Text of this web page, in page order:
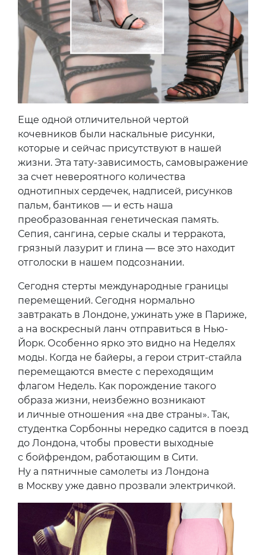
Еще одной отличительной чертой
кочевников были наскальные рисунки,
которые и сейчас присутствуют в нашей
жизни. Эта тату-зависимость, самовыражение
за счет невероятного количества
однотипных сердечек, надписей, рисунков
пальм, бантиков — и есть наша
преобразованная генетическая память.
Сепия, сангина, серые скалы и терракота,
грязный лазурит и глина — все это находит
отголоски в нашем подсознании.
Сегодня стерты международные границы
перемещений. Сегодня нормально
завтракать в Лондоне, ужинать уже в Париже,
а на воскресный ланч отправиться в Нью-
Йорк. Особенно ярко это видно на Неделях
моды. Когда не байеры, а герои стрит-стайла
перемещаются вместе с переходящим
флагом Недель. Как порождение такого
образа жизни, неизбежно возникают
и личные отношения «на две страны». Так,
студентка Сорбонны нередко садится в поезд
до Лондона, чтобы провести выходные
с бойфрендом, работающим в Сити.
Ну а пятничные самолеты из Лондона
в Москву уже давно прозвали электричкой.